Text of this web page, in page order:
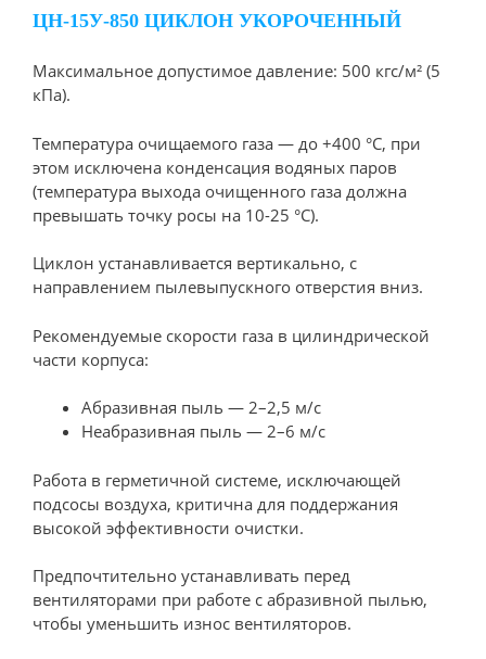
ЦН-15У-850 ЦИКЛОН УКОРОЧЕННЫЙ
Максимальное допустимое давление: 500 кгс/м² (5
кПа).
Температура очищаемого газа — до +400 °С, при
этом исключена конденсация водяных паров
(температура выхода очищенного газа должна
превышать точку росы на 10-25 °С).
Циклон устанавливается вертикально, с
направлением пылевыпускного отверстия вниз.
Рекомендуемые скорости газа в цилиндрической
части корпуса:
Абразивная пыль — 2–2,5 м/с
Неабразивная пыль — 2–6 м/с
Работа в герметичной системе, исключающей
подсосы воздуха, критична для поддержания
высокой эффективности очистки.
Предпочтительно устанавливать перед
вентиляторами при работе с абразивной пылью,
чтобы уменьшить износ вентиляторов.